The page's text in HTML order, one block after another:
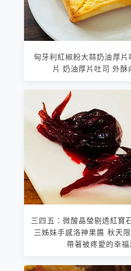
匈牙利紅椒粉大蒜奶油厚片
片 奶油厚片吐司 外酥
三四五：微酸晶瑩剔透紅寶
三姊妹手感洛神果醬 秋天
帶著被疼愛的幸福